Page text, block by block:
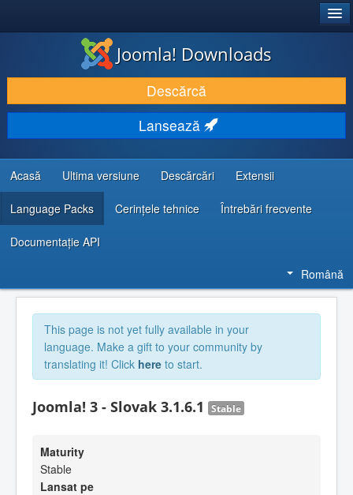
DESCARCĂ & ȘI EXTINDE
DESCOPERĂ & ÎNVAȚĂ
COMUNITATE & SUPORT
RESURSE DEZVOLTATORI
Joomla! Downloads
Descărcă
Lansează
Acasă Ultima versiune Descărcări Extensii
Language Packs Cerințele tehnice Întrebări frecvente
Documentaţie API
Română
This page is not yet fully available in your
language. Make a gift to your community by
translating it! Click here to start.
Joomla! 3 - Slovak 3.1.6.1 Stable
Maturity
Stable
Lansat pe